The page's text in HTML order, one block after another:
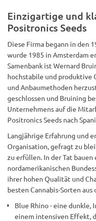
Einzigartige und
Positronics Seeds
Diese Firma begann in den
wurde 1985 in Amsterdam
Samenbank ist Wernard
hochstabile und produktive
und Anbaumethoden
geschlossen und Bruining
Unternehmens auf die
Positronics Seeds nach
Langjährige Erfahrung und
Organisation, gefragt zu
zu erfüllen. In der Tat
nordamerikanischen
ihrer hohen Qualität und
besten Cannabis-Sorten
Blue Rhino - eine dunkle,
einem intensiven Effekt,